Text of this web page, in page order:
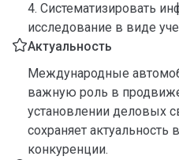
4. Систематизировать
исследование в виде
Актуальность
Международные
важную роль в
установлении деловых
сохраняет актуальность
конкуренции.